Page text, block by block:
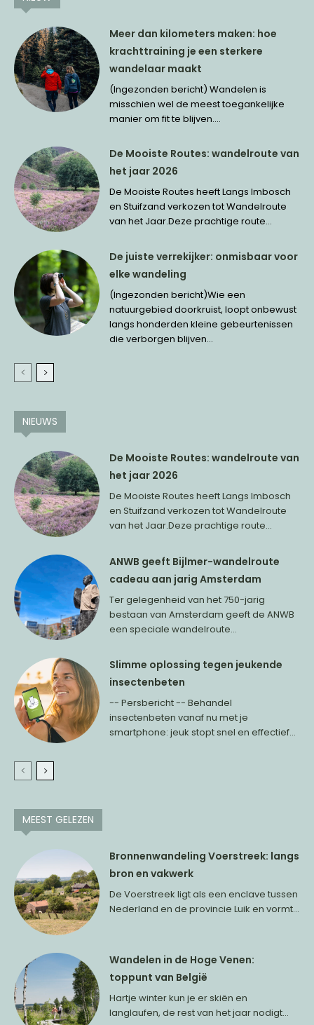
Meer dan kilometers maken: hoe
krachttraining je een sterkere
wandelaar maakt
(Ingezonden bericht) Wandelen is
misschien wel de meest toegankelijke
manier om fit te blijven....
De Mooiste Routes: wandelroute van
het jaar 2026
De Mooiste Routes heeft Langs Imbosch
en Stuifzand verkozen tot Wandelroute
van het Jaar.Deze prachtige route...
De juiste verrekijker: onmisbaar voor
elke wandeling
(Ingezonden bericht)Wie een
natuurgebied doorkruist, loopt onbewust
langs honderden kleine gebeurtenissen
die verborgen blijven...
NIEUWS
De Mooiste Routes: wandelroute van
het jaar 2026
De Mooiste Routes heeft Langs Imbosch
en Stuifzand verkozen tot Wandelroute
van het Jaar.Deze prachtige route...
ANWB geeft Bijlmer-wandelroute
cadeau aan jarig Amsterdam
Ter gelegenheid van het 750-jarig
bestaan van Amsterdam geeft de ANWB
een speciale wandelroute...
Slimme oplossing tegen jeukende
insectenbeten
-- Persbericht -- Behandel
insectenbeten vanaf nu met je
smartphone: jeuk stopt snel en effectief...
MEEST GELEZEN
Bronnenwandeling Voerstreek: langs
bron en vakwerk
De Voerstreek ligt als een enclave tussen
Nederland en de provincie Luik en vormt...
Wandelen in de Hoge Venen:
toppunt van België
Hartje winter kun je er skiën en
langlaufen, de rest van het jaar nodigt...